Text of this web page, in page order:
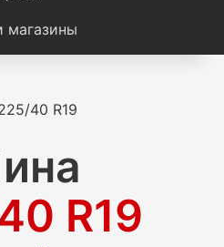
магазины
40 R19
R19